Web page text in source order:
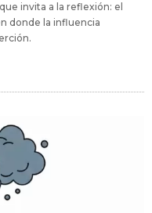
invita a la reflexión: el
donde la influencia